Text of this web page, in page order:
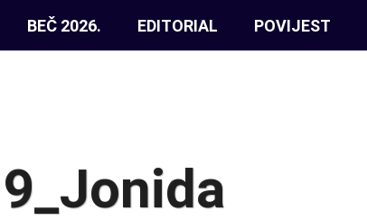
BEČ 2026. EDITORIAL POVIJEST